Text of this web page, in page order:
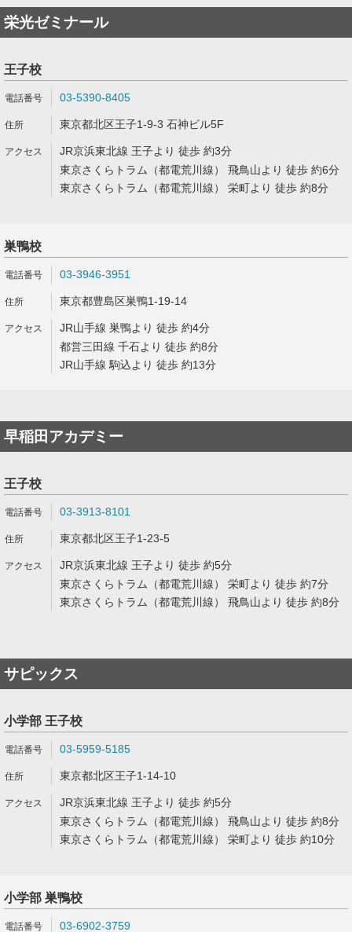
栄光ゼミナール
王子校
03-5390-8405
東京都北区王子1-9-3 石神ビル5F
JR京浜東北線 王子より 徒歩 約3分
東京さくらトラム（都電荒川線） 飛鳥山より 徒歩 約6分
東京さくらトラム（都電荒川線） 栄町より 徒歩 約8分
巣鴨校
03-3946-3951
東京都豊島区巣鴨1-19-14
JR山手線 巣鴨より 徒歩 約4分
都営三田線 千石より 徒歩 約8分
JR山手線 駒込より 徒歩 約13分
早稲田アカデミー
王子校
03-3913-8101
東京都北区王子1-23-5
JR京浜東北線 王子より 徒歩 約5分
東京さくらトラム（都電荒川線） 栄町より 徒歩 約7分
東京さくらトラム（都電荒川線） 飛鳥山より 徒歩 約8分
サピックス
小学部 王子校
03-5959-5185
東京都北区王子1-14-10
JR京浜東北線 王子より 徒歩 約5分
東京さくらトラム（都電荒川線） 飛鳥山より 徒歩 約8分
東京さくらトラム（都電荒川線） 栄町より 徒歩 約10分
小学部 巣鴨校
03-6902-3759